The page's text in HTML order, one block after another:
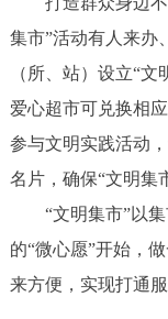
集市”活动有人来办
（所、站）设立“
爱心超市可兑换相
参与文明实践活动
名片，确保“文明集
“文明集市”以集
的“微心愿”开始，
来方便，实现打通